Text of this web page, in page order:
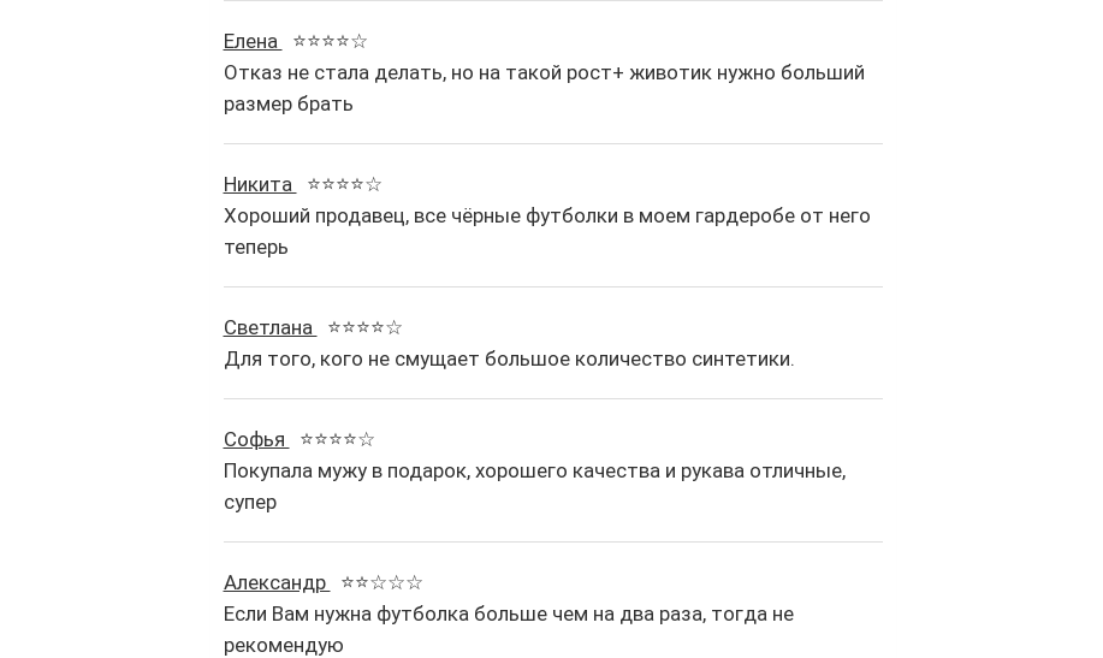
Елена
⭐⭐⭐⭐☆
Отказ не стала делать, но на такой рост+ животик нужно больший
размер брать
Никита
⭐⭐⭐⭐☆
Хороший продавец, все чёрные футболки в моем гардеробе от него
теперь
Светлана
⭐⭐⭐⭐☆
Для того, кого не смущает большое количество синтетики.
Софья
⭐⭐⭐⭐☆
Покупала мужу в подарок, хорошего качества и рукава отличные,
супер
Александр
⭐⭐☆☆☆
Если Вам нужна футболка больше чем на два раза, тогда не
рекомендую